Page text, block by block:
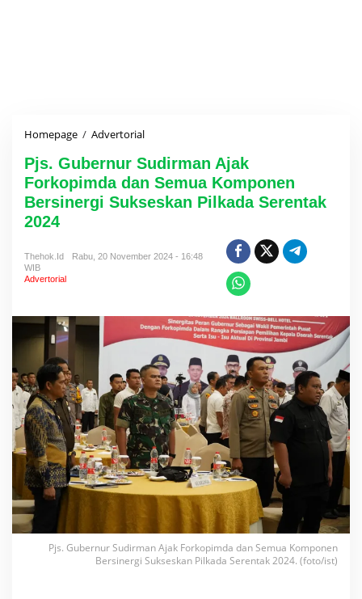
Homepage / Advertorial
s
.
G
u
u
d
r
m
a
n
A
j
a
k
F
o
p
Pjs. Gubernur Sudirman Ajak
Forkopimda dan Semua Komponen
Bersinergi Sukseskan Pilkada Serentak
2024
Thehok.id
Rabu, 20 November 2024 - 16:48
WIB
Advertorial
Pjs. Gubernur Sudirman Ajak Forkopimda dan Semua Komponen
Bersinergi Sukseskan Pilkada Serentak 2024. (foto/ist)